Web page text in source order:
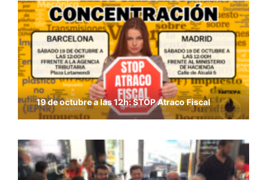
19 de octubre a las 12h: STOP Atraco Fiscal